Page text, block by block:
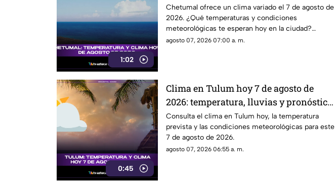
1:02
Chetumal ofrece un clima variado el 7 de agosto de
2026. ¿Qué temperaturas y condiciones
meteorológicas te esperan hoy en la ciudad?
¡Entérate aquí!
agosto 07, 2026 07:00 a. m.
0:45
Clima en Tulum hoy 7 de agosto de
2026: temperatura, lluvias y pronóstico
del tiempo
Consulta el clima en Tulum hoy, la temperatura
prevista y las condiciones meteorológicas para este
7 de agosto de 2026.
agosto 07, 2026 06:55 a. m.